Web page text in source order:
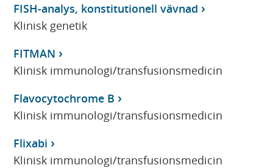
FISH-analys, konstitutionell vävnad
Klinisk genetik
FITMAN
Klinisk immunologi/transfusionsmedicin
Flavocytochrome B
Klinisk immunologi/transfusionsmedicin
Flixabi
Klinisk immunologi/transfusionsmedicin